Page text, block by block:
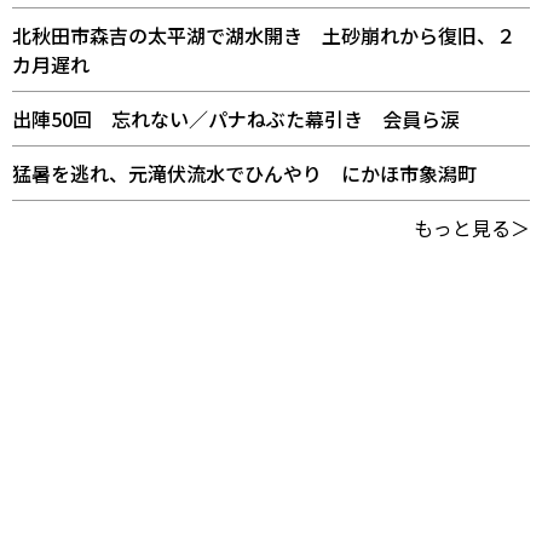
北秋田市森吉の太平湖で湖水開き 土砂崩れから復旧、２
カ月遅れ
出陣50回 忘れない／パナねぶた幕引き 会員ら涙
猛暑を逃れ、元滝伏流水でひんやり にかほ市象潟町
もっと見る＞